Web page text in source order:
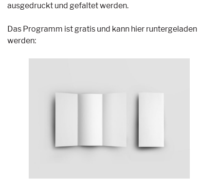
ausgedruckt und gefaltet werden.
Das Programm ist gratis und kann hier runtergeladen
werden: